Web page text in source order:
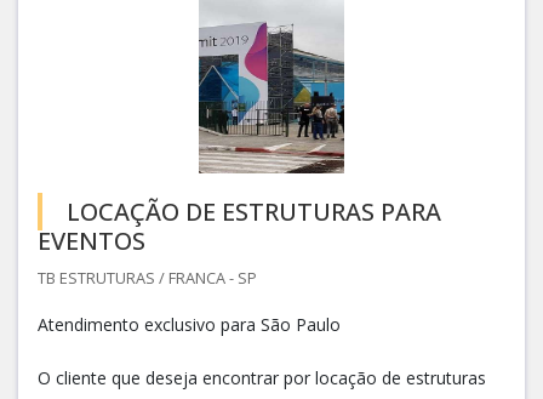
LOCAÇÃO DE ESTRUTURAS PARA
EVENTOS
TB ESTRUTURAS / FRANCA - SP
Atendimento exclusivo para São Paulo
O cliente que deseja encontrar por locação de estruturas